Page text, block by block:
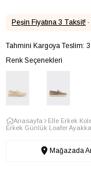
Peşin Fiyatına 3 Taksit! ·
Tahmini Kargoya Teslim:
Renk Seçenekleri
Anasayfa Elle Erkek
Erkek Günlük Loafer
Mağazada